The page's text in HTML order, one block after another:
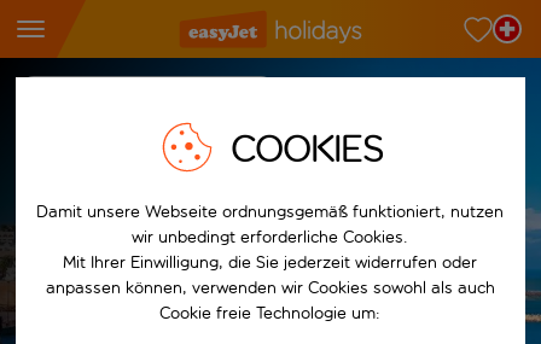
Ferien in Rabat
Reisen in Marokko anzeigen
COOKIES
Damit unsere Webseite ordnungsgemäß funktioniert, nutzen
wir unbedingt erforderliche Cookies.
Mit Ihrer Einwilligung, die Sie jederzeit widerrufen oder
anpassen können, verwenden wir Cookies sowohl als auch
Cookie freie Technologie um: